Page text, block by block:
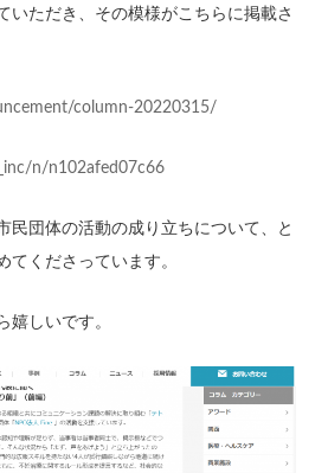
いただき、その模様がこちらに掲載さ
column-20220315/
n/n102afed07c66
民団体の活動の成り立ちについて、と
てくださっています。
嬉しいです。